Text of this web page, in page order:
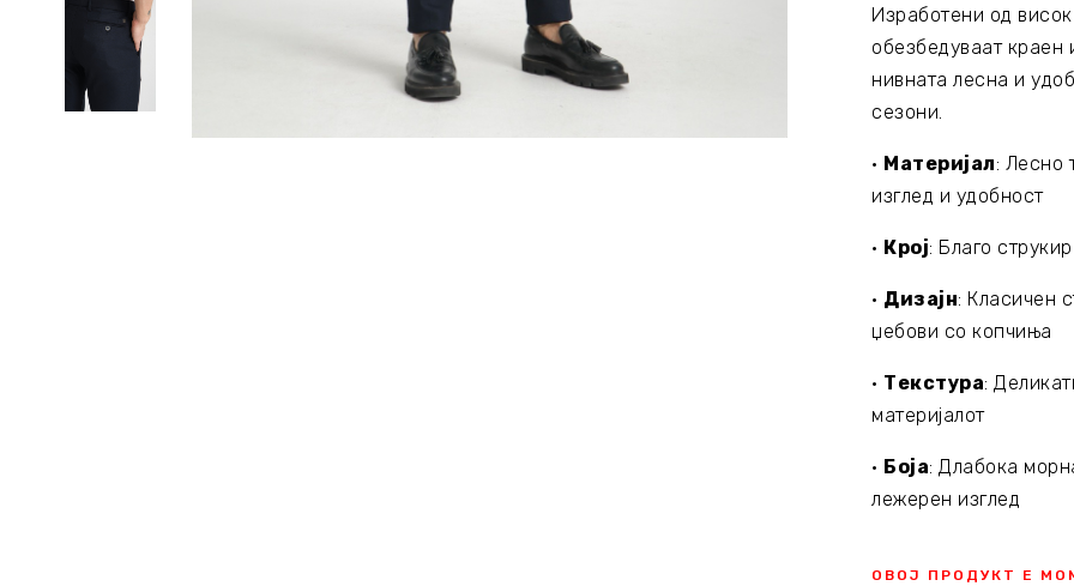
Изработени од
обезбедуваат краен
нивната лесна и
сезони.
• Материјал: Лесно
изглед и удобност
• Крој: Благо
• Дизајн: Класичен
џебови со копчиња
• Текстура:
материјалот
• Боја: Длабока
лежерен изглед
ОВОЈ ПРОДУКТ Е